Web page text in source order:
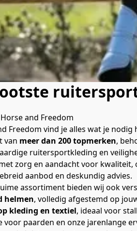
and Freedom
Freedom vind je alles wat je
van meer dan 200 topmerken,
ruitersportkleding en
zorg en aandacht voor
aanbod en deskundig advies.
helmen, volledig afgestemd op
kleding en textiel, ideaal voor
voor paarden en onze jarenlange